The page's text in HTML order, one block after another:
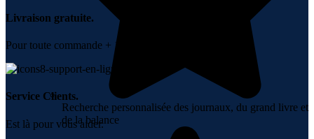
Recherche personnalisée des journaux, du grand livre et
de la balance
Livraison gratuite.
Pour toute commande + 10000 DH.
Service Clients.
Est là pour vous aider.